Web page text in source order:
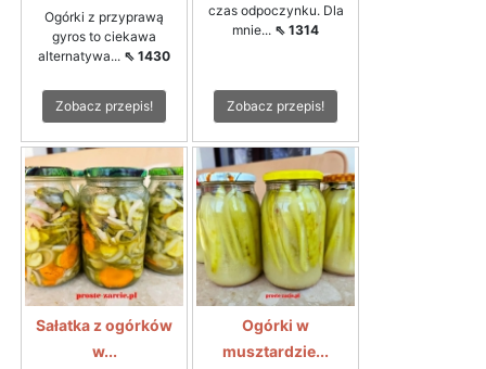
Ogórki z przyprawą
gyros to ciekawa
alternatywa... ⇖ 1430
Zobacz przepis!
czas odpoczynku. Dla
mnie... ⇖ 1314
Zobacz przepis!
Sałatka z ogórków
w...
Ogórki w
musztardzie...